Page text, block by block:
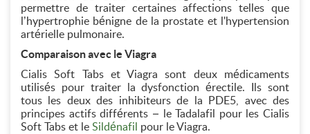
permettre de traiter certaines affections telles que
l’hypertrophie bénigne de la prostate et l'hypertension
artérielle pulmonaire.
Comparaison avec le Viagra
Cialis Soft Tabs et Viagra sont deux médicaments
utilisés pour traiter la dysfonction érectile. Ils sont
tous les deux des inhibiteurs de la PDE5, avec des
principes actifs différents – le Tadalafil pour les Cialis
Soft Tabs et le Sildénafil pour le Viagra.